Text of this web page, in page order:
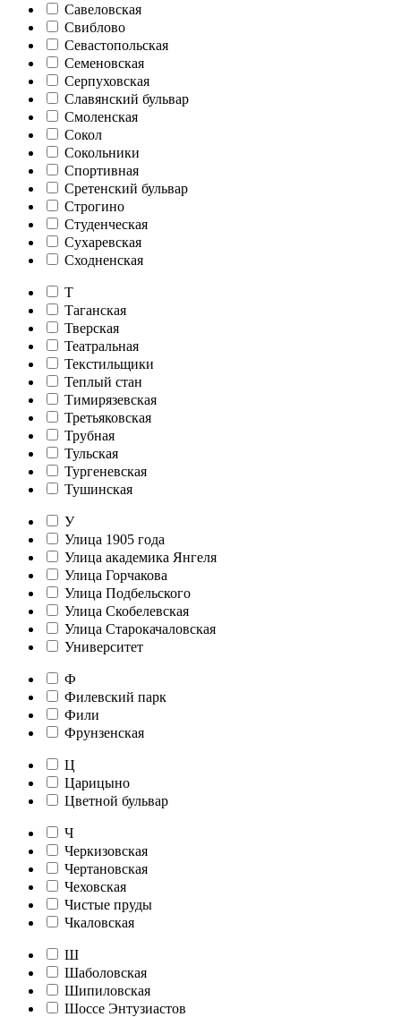
Савеловская
Свиблово
Севастопольская
Семеновская
Серпуховская
Славянский бульвар
Смоленская
Сокол
Сокольники
Спортивная
Сретенский бульвар
Строгино
Студенческая
Сухаревская
Сходненская
Т
Таганская
Тверская
Театральная
Текстильщики
Теплый стан
Тимирязевская
Третьяковская
Трубная
Тульская
Тургеневская
Тушинская
У
Улица 1905 года
Улица академика Янгеля
Улица Горчакова
Улица Подбельского
Улица Скобелевская
Улица Старокачаловская
Университет
Ф
Филевский парк
Фили
Фрунзенская
Ц
Царицыно
Цветной бульвар
Ч
Черкизовская
Чертановская
Чеховская
Чистые пруды
Чкаловская
Ш
Шаболовская
Шипиловская
Шоссе Энтузиастов